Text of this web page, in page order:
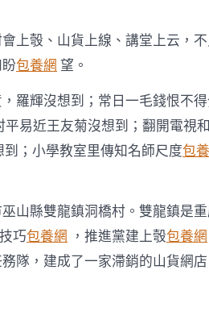
站
比
了！〉
中
上彀、山貨上線、講堂上云，
包養網 望。
羅輝沒想到；常日一毛錢恨不
平易近王友菊沒想到；翻開電視
；小學教室里傳知名師尺度包
山縣雙龍鎮洞橋村。雙龍鎮是
巧包養網 ，推進黨建上彀包養網
隊，建成了一家滯銷的山貨網